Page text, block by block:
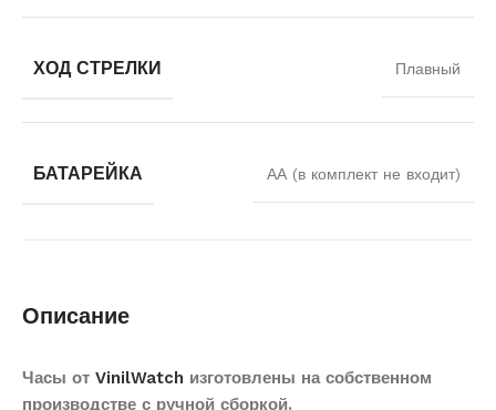
ХОД СТРЕЛКИ Плавный
БАТАРЕЙКА АА (в комплект не входит)
Описание
Часы от VinilWatch изготовлены на собственном
производстве с ручной сборкой.